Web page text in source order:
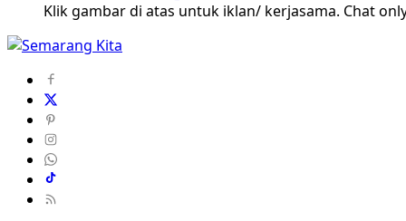
Klik gambar di atas untuk iklan/ kerjasama. Chat